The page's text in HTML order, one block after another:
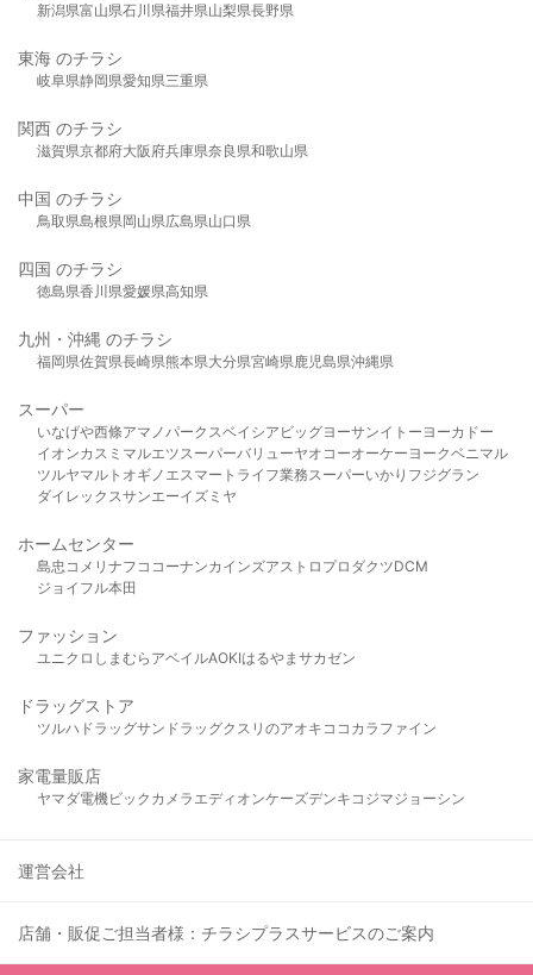
新潟県富山県石川県福井県山梨県長野県
東海 のチラシ
岐阜県静岡県愛知県三重県
関西 のチラシ
滋賀県京都府大阪府兵庫県奈良県和歌山県
中国 のチラシ
鳥取県島根県岡山県広島県山口県
四国 のチラシ
徳島県香川県愛媛県高知県
九州・沖縄 のチラシ
福岡県佐賀県長崎県熊本県大分県宮崎県鹿児島県沖縄県
スーパー
いなげや西條アマノパークスベイシア ビッグヨーサンイトーヨーカドー
イオンカスミ マルエツスーパーバリューヤオコーオーケー ヨークベニマル
ツルヤマルト オギノ エスマート ライフ業務スーパーいかり フジグラン
ダイレックスサンエーイズミヤ
ホームセンター
島忠 コメリ ナフコ コーナンカインズアストロプロダクツDCM
ジョイフル本田
ファッション
ユニクロ しまむら アベイルAOKIはるやま サカゼン
ドラッグストア
ツルハドラッグサンドラッグクスリのアオキ ココカラファイン
家電量販店
ヤマダ電機ビックカメラ エディオンケーズデンキ コジマジョーシン
運営会社
店舗・販促ご担当者様：チラシプラスサービスのご案内